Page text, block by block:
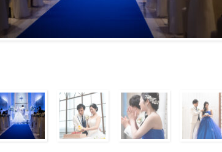
ブライダルフェア